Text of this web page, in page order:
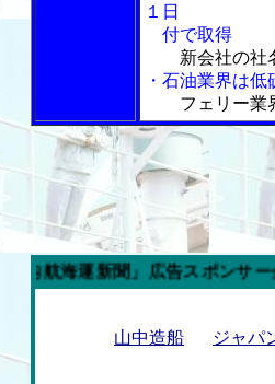
１日
付で取得
新会社の社
・石油業界は
フェリー業
聞」広告スポンサー企業
山中造船 ジャパ